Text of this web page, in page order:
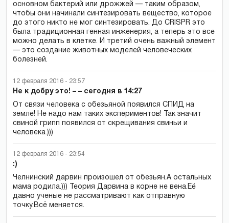
основном бактерий или дрожжей — таким образом,
чтобы они начинали синтезировать вещество, которое
до этого никто не мог синтезировать. До CRISPR это
была традиционная генная инженерия, а теперь это все
можно делать в клетке. И третий очень важный элемент
— это создание животных моделей человеческих
болезней.
12 февраля 2016 - 23:57
Не к добру это! – – сегодня в 14:27
От связи человека с обезьяной появился СПИД на
земле! Не надо нам таких экспериментов! Так значит
свиной грипп появился от скрещивания свиньи и
человека.)))
12 февраля 2016 - 23:54
:)
Челнинский дарвин произошел от обезьян.А остальных
мама родила.))) Теория Дарвина в корне не вена.Её
давно ученые не рассматривают как отправную
точку.Всё меняется.